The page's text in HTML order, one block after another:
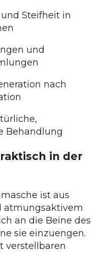
Steifheit in
und
nach
Behandlung
in der
ist aus
atmungsaktivem
an die Beine des
sie einzuengen.
verstellbaren